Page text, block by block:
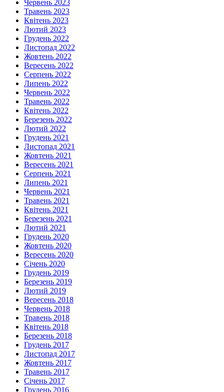
Червень 2023
Травень 2023
Квітень 2023
Лютий 2023
Грудень 2022
Листопад 2022
Жовтень 2022
Вересень 2022
Серпень 2022
Липень 2022
Червень 2022
Травень 2022
Квітень 2022
Березень 2022
Лютий 2022
Грудень 2021
Листопад 2021
Жовтень 2021
Вересень 2021
Серпень 2021
Липень 2021
Червень 2021
Травень 2021
Квітень 2021
Березень 2021
Лютий 2021
Грудень 2020
Жовтень 2020
Вересень 2020
Січень 2020
Грудень 2019
Березень 2019
Лютий 2019
Вересень 2018
Червень 2018
Травень 2018
Квітень 2018
Березень 2018
Грудень 2017
Листопад 2017
Жовтень 2017
Травень 2017
Січень 2017
Грудень 2016